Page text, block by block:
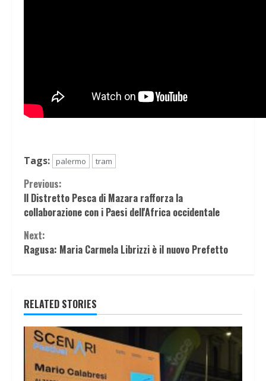
Tags: palermo tram
Continue
Reading
Previous:
ll Distretto Pesca di Mazara rafforza la
collaborazione con i Paesi dell'Africa occidentale
Next:
Ragusa: Maria Carmela Librizzi è il nuovo Prefetto
RELATED STORIES